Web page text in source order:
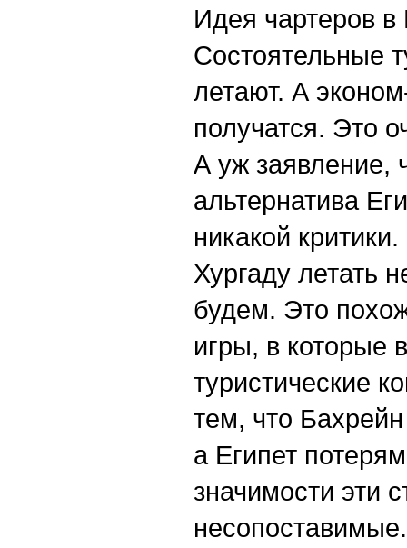
Идея чартеров
Состоятельные
летают. А
получатся. Это
А уж заявление,
альтернатива
никакой
Хургаду летать
будем. Это
игры, в которые
туристические
тем, что
а Египет
значимости эти